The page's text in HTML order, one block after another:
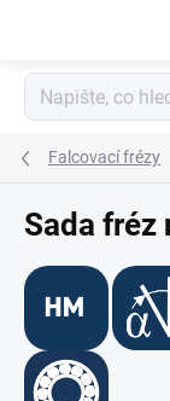
Falcovací frézy
Sada fréz